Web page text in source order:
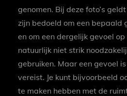
genomen. Bij deze foto’s
zijn bedoeld om een bepaald
en om een dergelijk gevoel
natuurlijk niet strik
gebruiken. Maar een gevoel
vereist. Je kunt bijvoorbeeld
te maken hebben met de